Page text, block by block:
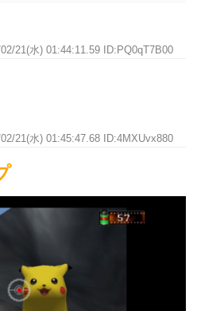
21(水) 01:44:11.59 ID:PQ0qT7B00
21(水) 01:45:47.68 ID:4MXUvx880